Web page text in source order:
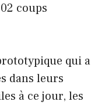
coups
qui a
dans leurs
à ce jour, les